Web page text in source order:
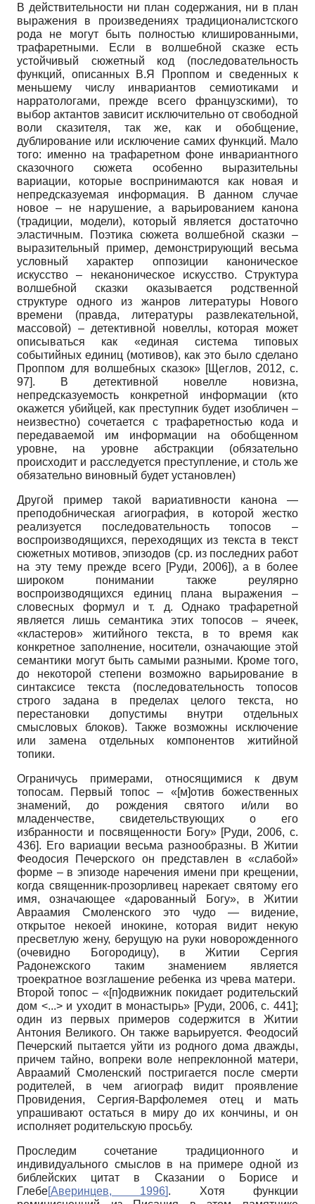
В действительности ни план содержания, ни в план
выражения в произведениях традиционалистского
рода не могут быть полностью клишированными,
трафаретными. Если в волшебной сказке есть
устойчивый сюжетный код (последовательность
функций, описанных В.Я Проппом и сведенных к
меньшему числу инвариантов семиотиками и
нарратологами, прежде всего французскими), то
выбор актантов зависит исключительно от свободной
воли сказителя, так же, как и обобщение,
дублирование или исключение самих функций. Мало
того: именно на трафаретном фоне инвариантного
сказочного сюжета особенно выразительны
вариации, которые воспринимаются как новая и
непредсказуемая информация. В данном случае
новое – не нарушение, а варьированием канона
(традиции, модели), который является достаточно
эластичным. Поэтика сюжета волшебной сказки –
выразительный пример, демонстрирующий весьма
условный характер оппозиции каноническое
искусство – неканоническое искусство. Структура
волшебной сказки оказывается родственной
структуре одного из жанров литературы Нового
времени (правда, литературы развлекательной,
массовой) – детективной новеллы, которая может
описываться как «единая система типовых
событийных единиц (мотивов), как это было сделано
Проппом для волшебных сказок» [Щеглов, 2012, c.
97]. В детективной новелле новизна,
непредсказуемость конкретной информации (кто
окажется убийцей, как преступник будет изобличен –
неизвестно) сочетается с трафаретностью кода и
передаваемой им информации на обобщенном
уровне, на уровне абстракции (обязательно
происходит и расследуется преступление, и столь же
обязательно виновный будет установлен)
Другой пример такой вариативности канона —
преподобническая агиография, в которой жестко
реализуется последовательность топосов –
воспроизводящихся, переходящих из текста в текст
сюжетных мотивов, эпизодов (ср. из последних работ
на эту тему прежде всего [Руди, 2006]), а в более
широком понимании также реулярно
воспроизводящихся единиц плана выражения –
словесных формул и т. д. Однако трафаретной
является лишь семантика этих топосов – ячеек,
«кластеров» житийного текста, в то время как
конкретное заполнение, носители, означающие этой
семантики могут быть самыми разными. Кроме того,
до некоторой степени возможно варьирование в
синтаксисе текста (последовательность топосов
строго задана в пределах целого текста, но
перестановки допустимы внутри отдельных
смысловых блоков). Также возможны исключение
или замена отдельных компонентов житийной
топики.
Ограничусь примерами, относящимися к двум
топосам. Первый топос – «[м]отив божественных
знамений, до рождения святого и/или во
младенчестве, свидетельствующих о его
избранности и посвященности Богу» [Руди, 2006, c.
436]. Его вариации весьма разнообразны. В Житии
Феодосия Печерского он представлен в «слабой»
форме – в эпизоде наречения имени при крещении,
когда священник-прозорливец нарекает святому его
имя, означающее «дарованный Богу», в Житии
Авраамия Смоленского это чудо — видение,
открытое некоей инокине, которая видит некую
пресветлую жену, берущую на руки новорожденного
(очевидно Богородицу), в Житии Сергия
Радонежского таким знамением является
троекратное возглашение ребенка из чрева матери.
Второй топос – «[п]одвижник покидает родительский
дом <...> и уходит в монастырь» [Руди, 2006, c. 441];
один из первых примеров содержится в Житии
Антония Великого. Он также варьируется. Феодосий
Печерский пытается уйти из родного дома дважды,
причем тайно, вопреки воле непреклонной матери,
Авраамий Смоленский постригается после смерти
родителей, в чем агиограф видит проявление
Провидения, Сергия-Варфолемея отец и мать
упрашивают остаться в миру до их кончины, и он
исполняет родительскую просьбу.
Проследим сочетание традиционного и
индивидуального смыслов в на примере одной из
библейских цитат в Сказании о Борисе и
Глебе[Аверинцев, 1996]. Хотя функции